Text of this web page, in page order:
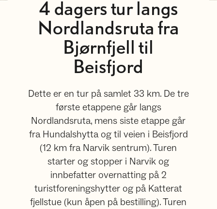
4 dagers tur langs
Nordlandsruta fra
Bjørnfjell til
Beisfjord
Dette er en tur på samlet 33 km. De tre
første etappene går langs
Nordlandsruta, mens siste etappe går
fra Hundalshytta og til veien i Beisfjord
(12 km fra Narvik sentrum). Turen
starter og stopper i Narvik og
innbefatter overnatting på 2
turistforeningshytter og på Katterat
fjellstue (kun åpen på bestilling). Turen